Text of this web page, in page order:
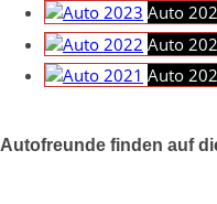
Auto
Auto
Auto
Autofreunde finden auf